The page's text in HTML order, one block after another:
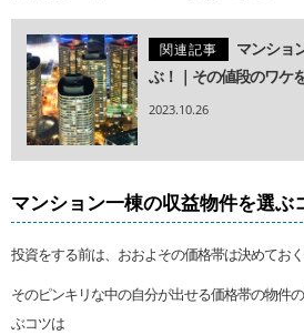
関連記事
マンショ
ぶ！｜その値段のワケ
2023.10.26
マンション一棟の収益物件を選ぶ
投資をする前は、おおよその価格帯は決めておく
そのピンキリな中の自分が出せる価格帯の物件
ぶコツは